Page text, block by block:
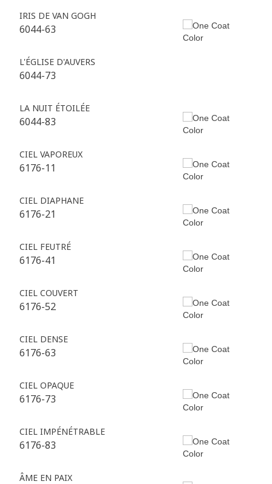
IRIS DE VAN GOGH
6044-63
L'ÉGLISE D'AUVERS
6044-73
LA NUIT ÉTOILÉE
6044-83
CIEL VAPOREUX
6176-11
CIEL DIAPHANE
6176-21
CIEL FEUTRÉ
6176-41
CIEL COUVERT
6176-52
CIEL DENSE
6176-63
CIEL OPAQUE
6176-73
CIEL IMPÉNÉTRABLE
6176-83
ÂME EN PAIX